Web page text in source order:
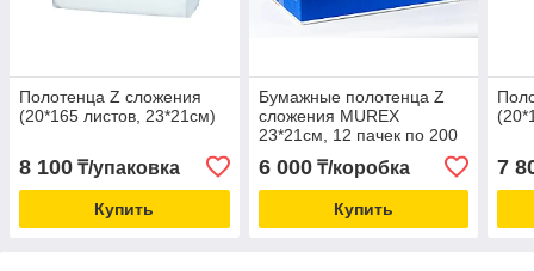
Полотенца Z сложения
(20*165 листов, 23*21см)
8 100 ₸/упаковка
Купить
Бумажные полотенца Z
сложения MUREX
23*21см, 12 пачек по 200
6 000₸/коробка
Купить
7